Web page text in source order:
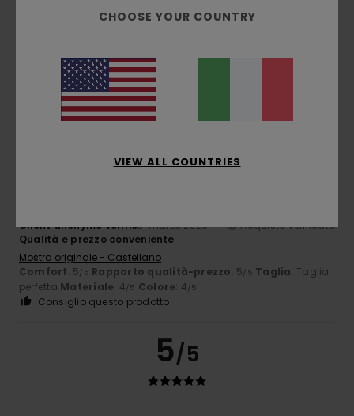
Mostra originale - Français
Comfort: 5/5 Taglia
Consiglio questo prodotto
5/5
Client anonyme vérifié3. marzo 2026
Acquisto verificato
Qualità e prezzo conveniente
Mostra originale - Castellano
Comfort: 5 /5 Rapporto qualità-prezzo: 5 /5 Taglia: Taglia
perfetta Materiale: 4 /5 Colore: 4 /5
Consiglio questo prodotto
5/5
CHOOSE YOUR COUNTRY
VIEW ALL COUNTRIES